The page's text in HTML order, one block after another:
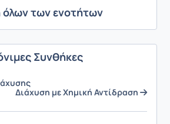
όλων των ενοτήτων
Συνθήκες
Διάχυση με Χημική Αντίδραση